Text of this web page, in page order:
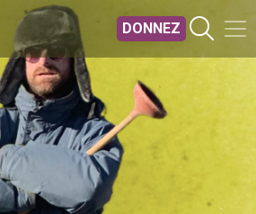
Aller au contenu principal
DONNEZ